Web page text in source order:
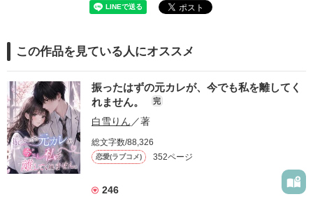
この作品を見ている人にオススメ
振ったはずの元カレが、今でも私を離してく
れません。
完
白雪りん ／著
総文字数/88,326
恋愛(ラブコメ) 352ページ
246